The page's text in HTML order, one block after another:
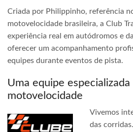
Criada por Philippinho, referência
motovelocidade brasileira, a Club
experiência real em autódromos e
oferecer um acompanhamento
equipes durante eventos de pista.
Uma equipe especializada
motovelocidade
Vivemos
das